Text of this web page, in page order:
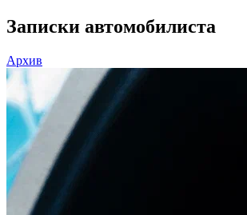
Записки автомобилиста
Архив